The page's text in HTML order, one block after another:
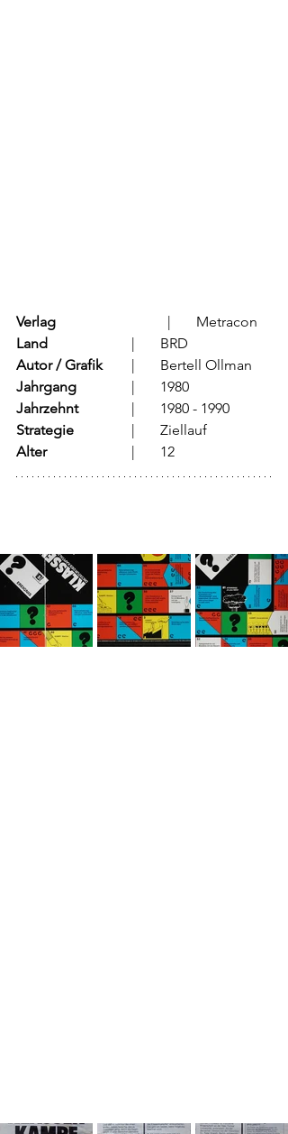
Verlag
			  |	Metracon
Land
			  |	BRD
Autor / Grafik
	  |	Bertell Ollman
Jahrgang
		  |	1980
Jahrzehnt
		  |	1980 - 1990
Strategie
		  |	Ziellauf
Alter
			  |	12